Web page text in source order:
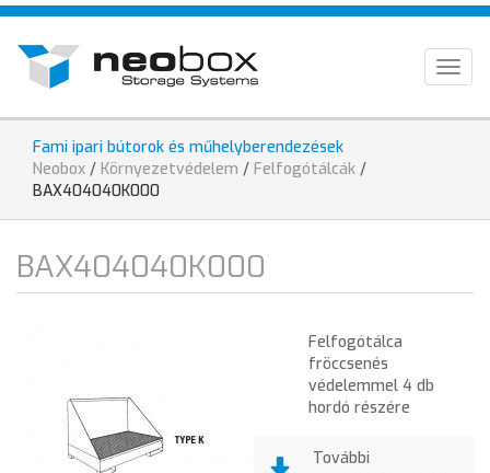
Ugrás
tartalomra
EN
Fami ipari bútorok és műhelyberendezések
Jelenlegi
hely
Neobox / Környezetvédelem / Felfogótálcák /
BAX404040K000
BAX404040K000
Felfogótálca
fröccsenés
védelemmel 4 db
hordó részére
További